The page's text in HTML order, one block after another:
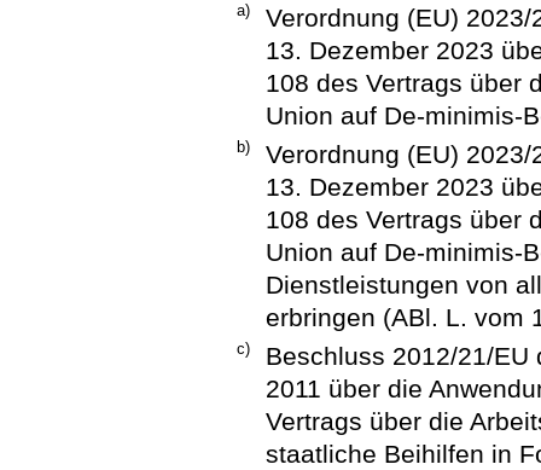
a)
Verordnung (EU)
13. Dezember 2023
108 des Vertrags über
Union auf De-minimis-
b)
Verordnung (EU)
13. Dezember 2023
108 des Vertrags über
Union auf De-minimis-
Dienstleistungen von
erbringen (ABl. L. vom
c)
Beschluss 2012/21/EU
2011 über die
Vertrags über die
staatliche Beihilfen in